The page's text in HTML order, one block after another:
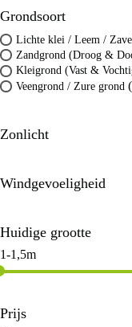
Grondsoort
Lichte klei / Leem /
Zandgrond (Droog &
Kleigrond (Vast &
Veengrond / Zure grond
Zonlicht
Windgevoeligheid
Huidige grootte
1-1,5m
Prijs